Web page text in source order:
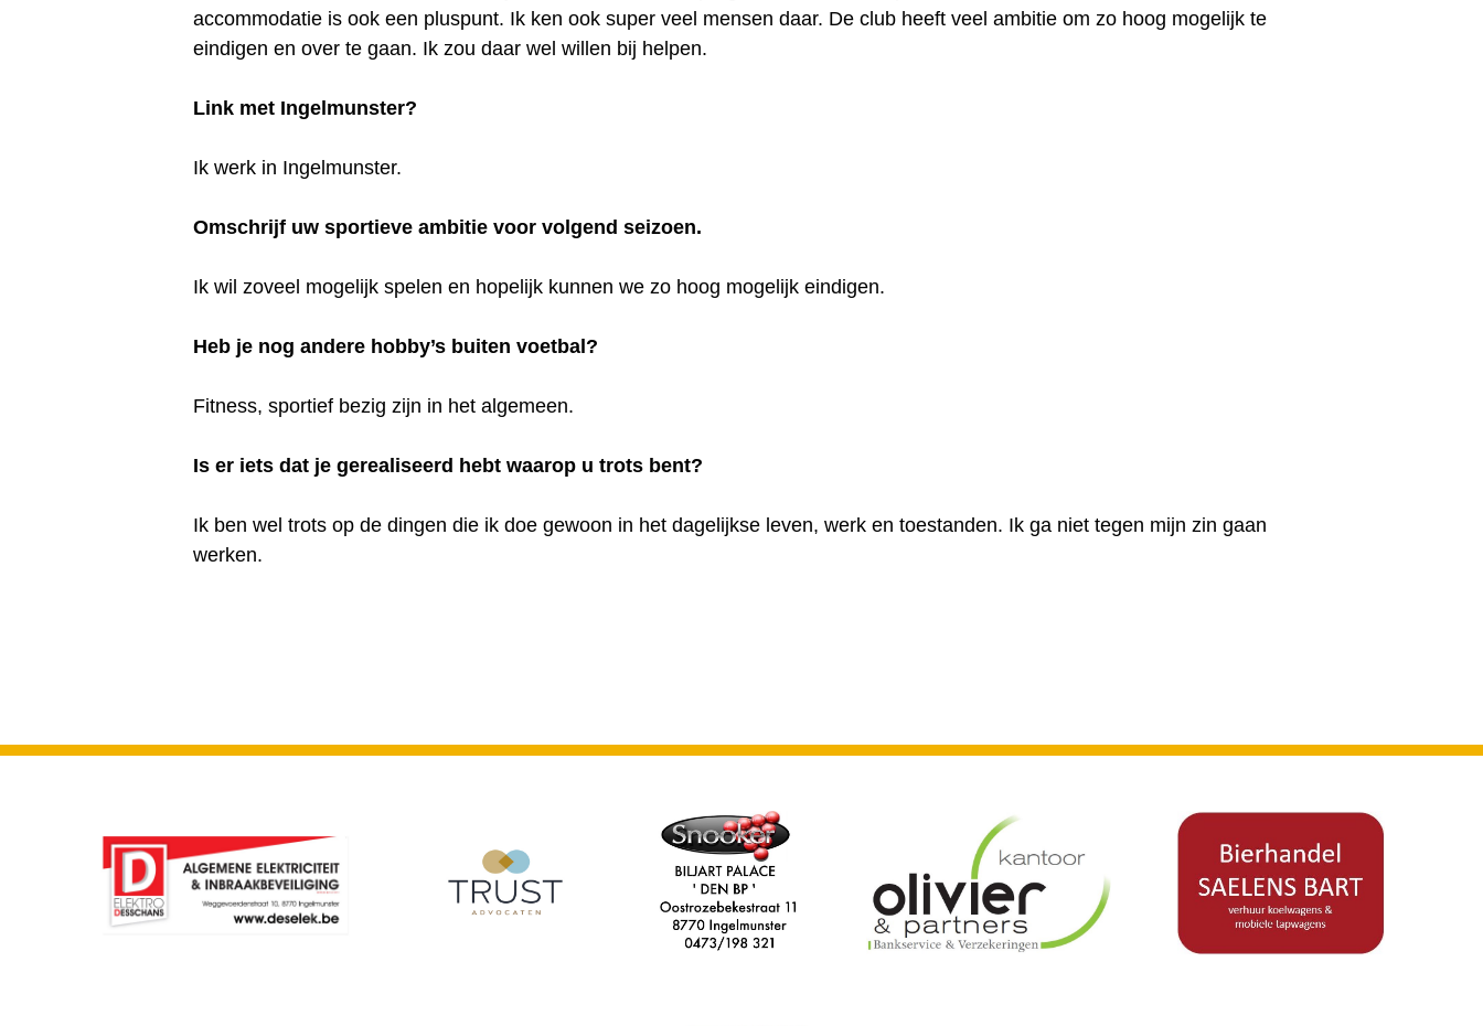
accommodatie is ook een pluspunt. Ik ken ook super veel mensen daar. De club heeft veel ambitie om zo hoog mogelijk te
eindigen en over te gaan. Ik zou daar wel willen bij helpen.
Link met Ingelmunster?
Ik werk in Ingelmunster.
Omschrijf uw sportieve ambitie voor volgend seizoen.
Ik wil zoveel mogelijk spelen en hopelijk kunnen we zo hoog mogelijk eindigen.
Heb je nog andere hobby’s buiten voetbal?
Fitness, sportief bezig zijn in het algemeen.
Is er iets dat je gerealiseerd hebt waarop u trots bent?
Ik ben wel trots op de dingen die ik doe gewoon in het dagelijkse leven, werk en toestanden. Ik ga niet tegen mijn zin gaan
werken.